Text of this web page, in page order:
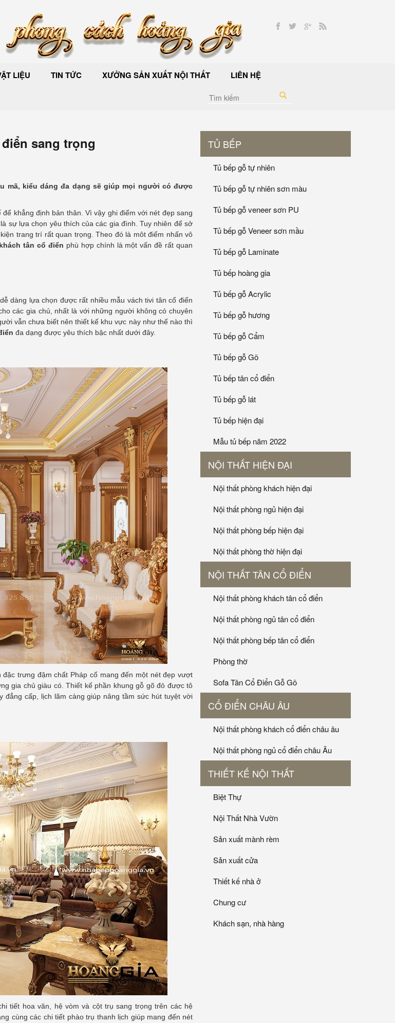
LIỆU TIN TỨC XƯỞNG SẢN XUẤT NỘI THẤT LIÊN HỆ
sang trọng
mã, kiểu dáng đa dạng sẽ giúp mọi người có được
khẳng định bản thân. Vì vậy ghi điểm với nét đẹp sang
sự lựa chọn yêu thích của các gia đình. Tuy nhiên để sở
trang trí rất quan trọng. Theo đó là môt điểm nhấn vô
tân cổ điển phù hợp chính là một vấn đề rất quan
dàng lựa chọn được rất nhiều mẫu vách tivi tân cổ điển
các gia chủ, nhất là với những người không có chuyên
vẫn chưa biết nên thiết kế khu vực này như thế nào thì
đa dạng được yêu thích bậc nhất dưới đây.
trưng đậm chất Pháp cổ mang đến một nét đẹp vượt
gia chủ giàu có. Thiết kế phần khung gỗ gõ đỏ được tô
cấp, lịch lãm càng giúp nâng tầm sức hút tuyệt vời
tiết hoa văn, hệ vòm và cột trụ sang trọng trên các hệ
cùng các chi tiết phào trụ thanh lịch giúp mang đến nét
TỦ BẾP
Tủ bếp gỗ tự nhiên
Tủ bếp gỗ tự nhiên sơn màu
Tủ bếp gỗ veneer sơn PU
Tủ bếp gỗ Veneer sơn mầu
Tủ bếp gỗ Laminate
Tủ bếp hoàng gia
Tủ bếp gỗ Acrylic
Tủ bếp gỗ hương
Tủ bếp gỗ Cẩm
Tủ bếp gỗ Gõ
Tủ bếp tân cổ điển
Tủ bếp gỗ lát
Tủ bếp hiện đại
Mẫu tủ bếp năm 2022
NỘI THẤT HIỆN ĐẠI
Nội thất phòng khách hiện đại
Nội thất phòng ngủ hiện đại
Nội thất phòng bếp hiện đại
Nội thất phòng thờ hiện đại
NỘI THẤT TÂN CỔ ĐIỂN
Nội thất phòng khách tân cổ điển
Nội thất phòng ngủ tân cổ điển
Nội thất phòng bếp tân cổ điển
Phòng thờ
Sofa Tân Cổ Điển Gỗ Gõ
CỔ ĐIỂN CHÂU ÂU
Nội thất phòng khách cổ điển châu âu
Nội thất phòng ngủ cổ điển châu Âu
THIẾT KẾ NỘI THẤT
Biệt Thự
Nội Thất Nhà Vườn
Sản xuất mành rèm
Sản xuất cửa
Thiết kế nhà ở
Chung cư
Khách sạn, nhà hàng